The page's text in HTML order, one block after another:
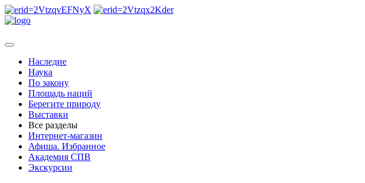
Наследие
Наука
По закону
Площадь наций
Берегите природу
Выставки
Все разделы
Интернет-магазин
Афиша. Избранное
Академия СПВ
Экскурсии